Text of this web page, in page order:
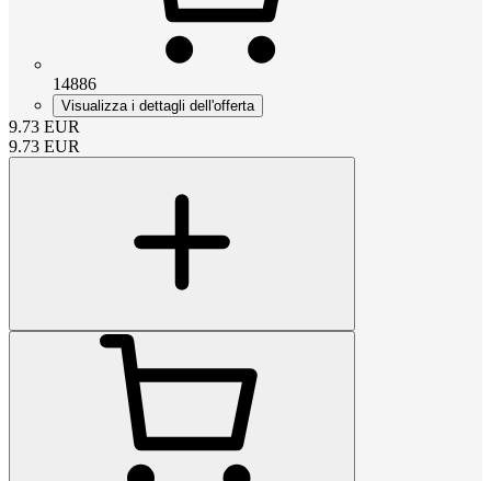
14886
Visualizza i dettagli dell'offerta
9.73 EUR
9.73 EUR